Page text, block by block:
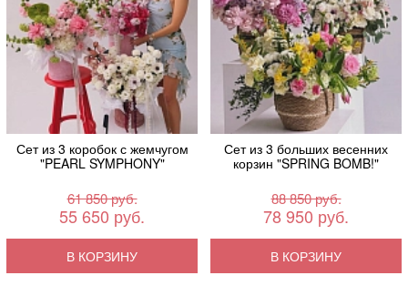
Сет из 3 коробок с жемчугом
"PEARL SYMPHONY"
61 850 руб.
55 650 руб.
В КОРЗИНУ
Сет из 3 больших весенних
корзин "SPRING BOMB!"
88 850 руб.
78 950 руб.
В КОРЗИНУ